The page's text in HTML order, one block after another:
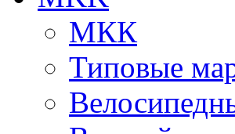
МКК
Типовые